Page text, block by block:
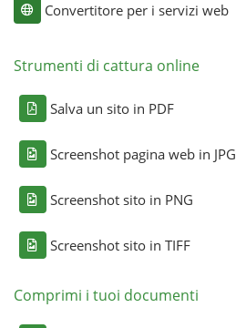
Convertitore per i servizi web
Strumenti di cattura online
Salva un sito in PDF
Screenshot pagina web in JPG
Screenshot sito in PNG
Screenshot sito in TIFF
Comprimi i tuoi documenti